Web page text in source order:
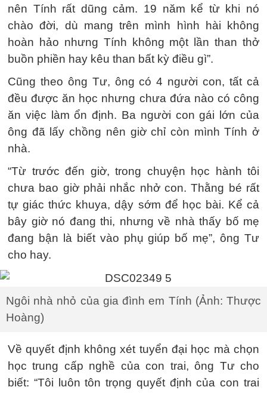
nên Tính rất dũng cảm. 19 năm kể từ khi nó
chào đời, dù mang trên mình hình hài không
hoàn hảo nhưng Tính không một lần than thở
buồn phiền hay kêu than bất kỳ điều gì”.
Cũng theo ông Tư, ông có 4 người con, tất cả
đều được ăn học nhưng chưa đứa nào có công
ăn việc làm ổn định. Ba người con gái lớn của
ông đã lấy chồng nên giờ chỉ còn mình Tính ở
nhà.
“Từ trước đến giờ, trong chuyện học hành tôi
chưa bao giờ phải nhắc nhở con. Thằng bé rất
tự giác thức khuya, dậy sớm để học bài. Kể cả
bây giờ nó đang thi, nhưng về nhà thấy bố mẹ
đang bận là biết vào phụ giúp bố mẹ”, ông Tư
cho hay.
Ngôi nhà nhỏ của gia đình em Tính (Ảnh: Thược
Hoàng)
Về quyết định không xét tuyển đại học mà chọn
học trung cấp nghề của con trai, ông Tư cho
biết: “Tôi luôn tôn trọng quyết định của con trai